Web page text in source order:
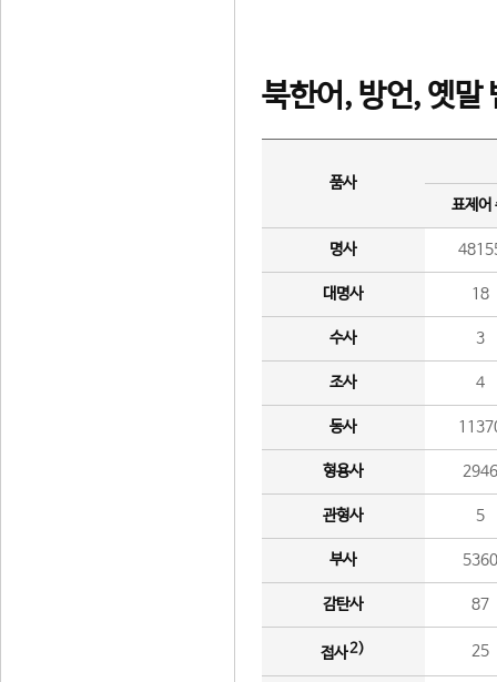
북한어, 방언, 옛말
품사
표제어
명사
대명사 18
수사 3
조사 4
동사
형용사 2946
관형사 5
부사 5360
감탄사 87
접사2) 25